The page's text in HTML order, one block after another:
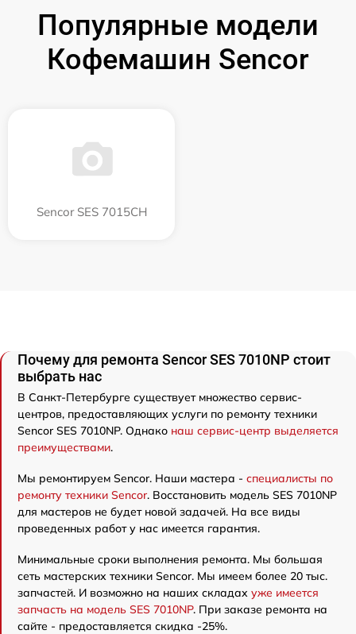
Популярные модели
Кофемашин Sencor
Sencor SES 7015CH
Почему для ремонта Sencor SES 7010NP стоит
выбрать нас
В Санкт-Петербурге существует множество сервис-
центров, предоставляющих услуги по ремонту техники
Sencor SES 7010NP. Однако наш сервис-центр выделяется
преимуществами.
Мы ремонтируем Sencor. Наши мастера - специалисты по
ремонту техники Sencor. Восстановить модель SES 7010NP
для мастеров не будет новой задачей. На все виды
проведенных работ у нас имеется гарантия.
Минимальные сроки выполнения ремонта. Мы большая
сеть мастерских техники Sencor. Мы имеем более 20 тыс.
запчастей. И возможно на наших складах уже имеется
запчасть на модель SES 7010NP. При заказе ремонта на
сайте - предоставляется скидка -25%.